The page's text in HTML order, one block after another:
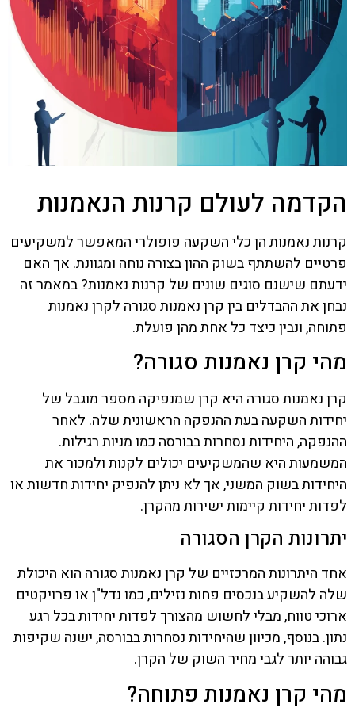
הקדמה לעולם קרנות הנאמנות
קרנות נאמנות הן כלי השקעה פופולרי המאפשר למשקיעים
פרטיים להשתתף בשוק ההון בצורה נוחה ומגוונת. אך האם
ידעתם שישנם סוגים שונים של קרנות נאמנות? במאמר זה
נבחן את ההבדלים בין קרן נאמנות סגורה לקרן נאמנות
פתוחה, ונבין כיצד כל אחת מהן פועלת.
מהי קרן נאמנות סגורה?
קרן נאמנות סגורה היא קרן שמנפיקה מספר מוגבל של
יחידות השקעה בעת ההנפקה הראשונית שלה. לאחר
ההנפקה, היחידות נסחרות בבורסה כמו מניות רגילות.
המשמעות היא שהמשקיעים יכולים לקנות ולמכור את
היחידות בשוק המשני, אך לא ניתן להנפיק יחידות חדשות או
לפדות יחידות קיימות ישירות מהקרן.
יתרונות הקרן הסגורה
אחד היתרונות המרכזיים של קרן נאמנות סגורה הוא היכולת
שלה להשקיע בנכסים פחות נזילים, כמו נדל"ן או פרויקטים
ארוכי טווח, מבלי לחשוש מהצורך לפדות יחידות בכל רגע
נתון. בנוסף, מכיוון שהיחידות נסחרות בבורסה, ישנה שקיפות
גבוהה יותר לגבי מחיר השוק של הקרן.
מהי קרן נאמנות פתוחה?